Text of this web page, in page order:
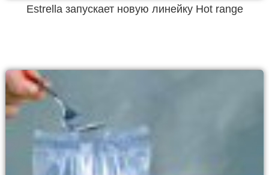
Estrella запускает новую линейку Hot range